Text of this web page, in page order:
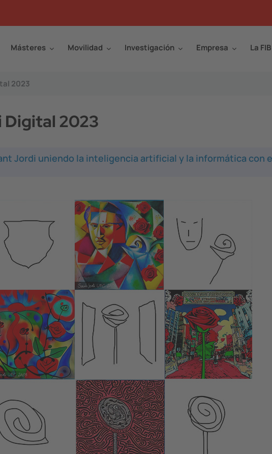
Másteres Movilidad Investigación Empresa La FIB
2023
Digital 2023
Jordi uniendo la inteligencia artificial y la informática con